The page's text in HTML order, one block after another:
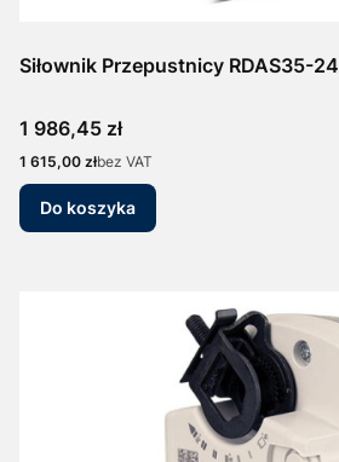
Siłownik Przepustnicy RDAS35-24
Cena
1 986,45 zł
Cena
1 615,00 złbez VAT
Do koszyka